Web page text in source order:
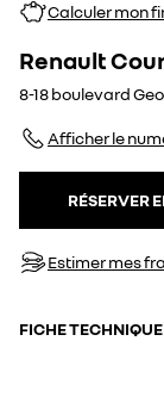
Calculer mon
Renault
8-18 boulevard
Afficher le
RÉSERVER
Estimer mes
FICHE TECHNIQUE